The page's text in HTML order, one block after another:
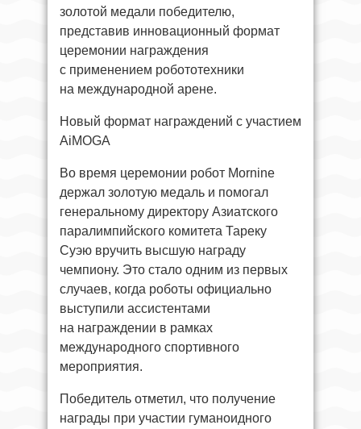
золотой медали победителю,
представив инновационный формат
церемонии награждения
с применением робототехники
на международной арене.
Новый формат награждений с участием
AiMOGA
Во время церемонии робот Mornine
держал золотую медаль и помогал
генеральному директору Азиатского
паралимпийского комитета Тареку
Суэю вручить высшую награду
чемпиону. Это стало одним из первых
случаев, когда роботы официально
выступили ассистентами
на награждении в рамках
международного спортивного
мероприятия.
Победитель отметил, что получение
награды при участии гуманоидного